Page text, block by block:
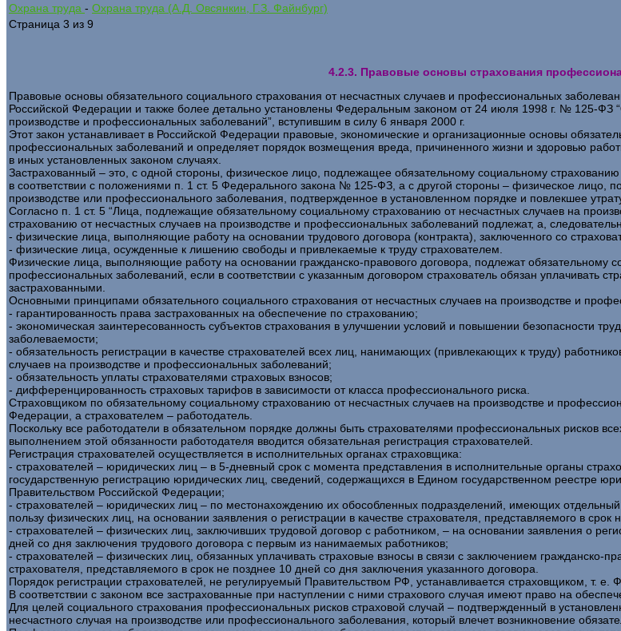
Охрана труда - Охрана труда (А.Д. Овсянкин, Г.З. Файнбург)
Страница 3 из 9
4.2.3. Правовые основы страхования
Правовые основы обязательного социального страхования от несчастных случаев и профессиональных
Российской Федерации и также более детально установлены Федеральным законом от 24 июля 1998 г. № 125-ФЗ
производстве и профессиональных заболеваний”, вступившим в силу 6 января 2000 г.
Этот закон устанавливает в Российской Федерации правовые, экономические и организационные основы
профессиональных заболеваний и определяет порядок возмещения вреда, причиненного жизни и здоровью
в иных установленных законом случаях.
Застрахованный – это, с одной стороны, физическое лицо, подлежащее обязательному социальному
в соответствии с положениями п. 1 ст. 5 Федерального закона № 125-ФЗ, а с другой стороны – физическое лицо,
производстве или профессионального заболевания, подтвержденное в установленном порядке и повлекшее
Согласно п. 1 ст. 5 “Лица, подлежащие обязательному социальному страхованию от несчастных случаев на
страхованию от несчастных случаев на производстве и профессиональных заболеваний подлежат, а,
- физические лица, выполняющие работу на основании трудового договора (контракта), заключенного со
- физические лица, осужденные к лишению свободы и привлекаемые к труду страхователем.
Физические лица, выполняющие работу на основании гражданско-правового договора, подлежат обязательному
профессиональных заболеваний, если в соответствии с указанным договором страхователь обязан уплачивать
застрахованными.
Основными принципами обязательного социального страхования от несчастных случаев на производстве и
- гарантированность права застрахованных на обеспечение по страхованию;
- экономическая заинтересованность субъектов страхования в улучшении условий и повышении безопасности
заболеваемости;
- обязательность регистрации в качестве страхователей всех лиц, нанимающих (привлекающих к труду)
случаев на производстве и профессиональных заболеваний;
- обязательность уплаты страхователями страховых взносов;
- дифференцированность страховых тарифов в зависимости от класса профессионального риска.
Страховщиком по обязательному социальному страхованию от несчастных случаев на производстве и
Федерации, а страхователем – работодатель.
Поскольку все работодатели в обязательном порядке должны быть страхователями профессиональных рисков
выполнением этой обязанности работодателя вводится обязательная регистрация страхователей.
Регистрация страхователей осуществляется в исполнительных органах страховщика:
- страхователей – юридических лиц – в 5-дневный срок с момента представления в исполнительные органы
государственную регистрацию юридических лиц, сведений, содержащихся в Едином государственном реестре
Правительством Российской Федерации;
- страхователей – юридических лиц – по местонахождению их обособленных подразделений, имеющих
пользу физических лиц, на основании заявления о регистрации в качестве страхователя, представляемого в
- страхователей – физических лиц, заключивших трудовой договор с работником, – на основании заявления о
дней со дня заключения трудового договора с первым из нанимаемых работников;
- страхователей – физических лиц, обязанных уплачивать страховые взносы в связи с заключением гражданско-
страхователя, представляемого в срок не позднее 10 дней со дня заключения указанного договора.
Порядок регистрации страхователей, не регулируемый Правительством РФ, устанавливается страховщиком, т. е.
В соответствии с законом все застрахованные при наступлении с ними страхового случая имеют право на
Для целей социального страхования профессиональных рисков страховой случай – подтвержденный в
несчастного случая на производстве или профессионального заболевания, который влечет возникновение